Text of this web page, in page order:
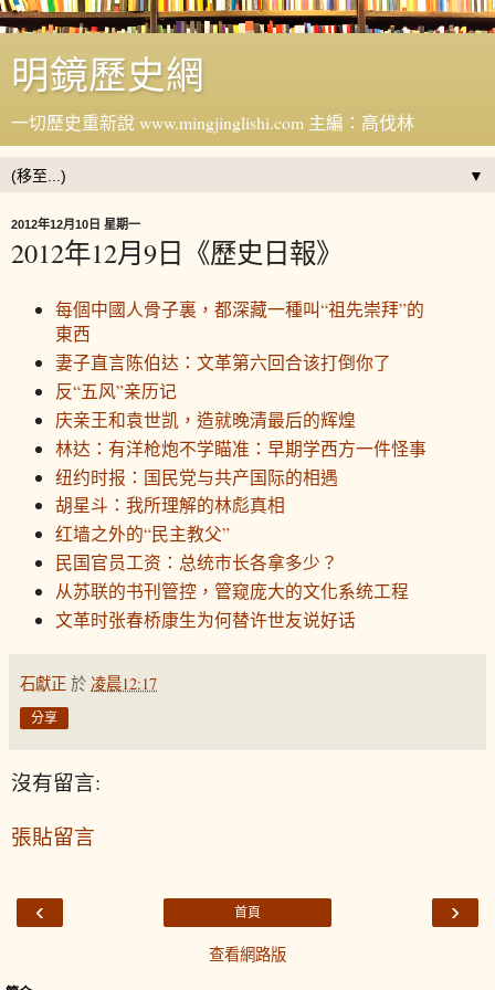
明鏡歷史網
一切歷史重新說 www.mingjinglishi.com 主編：高伐林
▼
2012年12月10日 星期一
2012年12月9日《歷史日報》
每個中國人骨子裏，都深藏一種叫“祖先崇拜”的
東西
妻子直言陈伯达：文革第六回合该打倒你了
反“五风”亲历记
庆亲王和袁世凯，造就晚清最后的辉煌
林达：有洋枪炮不学瞄准：早期学西方一件怪事
纽约时报：国民党与共产国际的相遇
胡星斗：我所理解的林彪真相
红墙之外的“民主教父”
民国官员工资：总统市长各拿多少？
从苏联的书刊管控，管窥庞大的文化系统工程
文革时张春桥康生为何替许世友说好话
石獻正 於 凌晨12:17
分享
沒有留言:
張貼留言
‹ ›
首頁
查看網路版